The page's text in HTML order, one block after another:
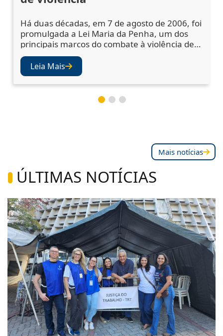
Há duas décadas, em 7 de agosto de 2006, foi
promulgada a Lei Maria da Penha, um dos
principais marcos do combate à violência de
gênero no Brasil. A legislação ampliou os
mecanismos de prevenção, acolhimento das
vítimas e punição dos agressores, mas
também abriu os olhos da sociedade e das
instituições para a importância de se atentar
aos sinais de violência. Juízes e desembargad
Leia Mais
Mais notícias
ÚLTIMAS NOTÍCIAS